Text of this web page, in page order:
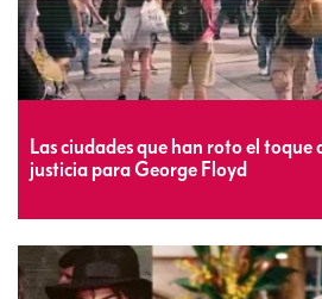
Las ciudades que han roto el
justicia para George Floyd